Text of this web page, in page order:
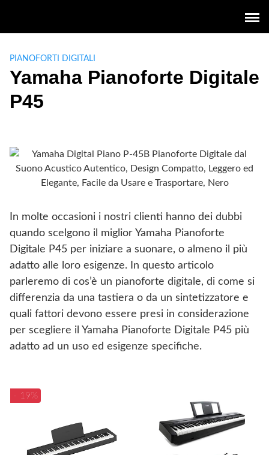
content
PIANOFORTI DIGITALI
Yamaha Pianoforte Digitale
P45
In molte occasioni i nostri clienti hanno dei dubbi
quando scelgono il miglior Yamaha Pianoforte
Digitale P45 per iniziare a suonare, o almeno il più
adatto alle loro esigenze. In questo articolo
parleremo di cos’è un pianoforte digitale, di come si
differenzia da una tastiera o da un sintetizzatore e
quali fattori devono essere presi in considerazione
per scegliere il Yamaha Pianoforte Digitale P45 più
adatto ad un uso ed esigenze specifiche.
- 19%